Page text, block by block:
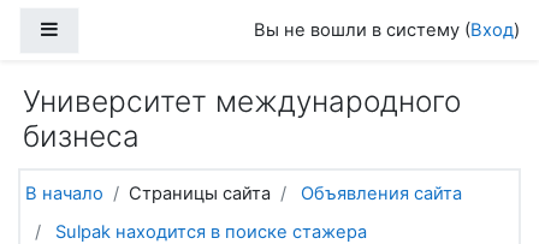
Вы не вошли в систему (Вход)
Университет международного
бизнеса
В начало Страницы сайта
Объявления сайта
Sulpak находится в поиске стажера